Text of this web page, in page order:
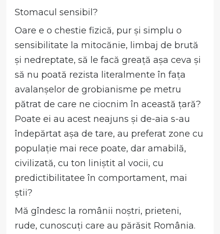
Stomacul sensibil?
Oare e o chestie fizică, pur și simplu o
sensibilitate la mitocănie, limbaj de brută
și nedreptate, să le facă greață așa ceva și
să nu poată rezista literalmente în fața
avalanșelor de grobianisme pe metru
pătrat de care ne ciocnim în această țară?
Poate ei au acest neajuns și de-aia s-au
îndepărtat așa de tare, au preferat zone cu
populație mai rece poate, dar amabilă,
civilizată, cu ton liniștit al vocii, cu
predictibilitatee în comportament, mai
știi?
Mă gîndesc la românii noștri, prieteni,
rude, cunoscuți care au părăsit România.